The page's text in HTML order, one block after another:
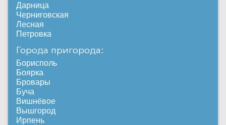
Дарница
Черниговская
Лесная
Петровка
Города пригорода:
Борисполь
Боярка
Бровары
Буча
Вишнёвое
Вышгород
Ирпень